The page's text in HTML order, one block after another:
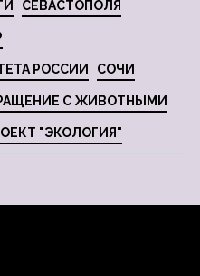
СЕВАСТОПОЛЯ
РОССИИ СОЧИ
С ЖИВОТНЫМИ
"ЭКОЛОГИЯ"